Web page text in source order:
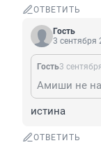
ОТВЕТИТЬ
Гость
3 сентября
Гость3
истина
ОТВЕТИТЬ